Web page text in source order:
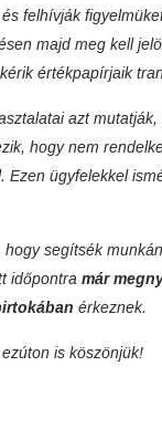
felhívják
majd meg kell
értékpapírjaik
azt
hogy nem
Ezen ügyfelekkel
segítsék
időpontra már
érkeznek.
is köszönjük!